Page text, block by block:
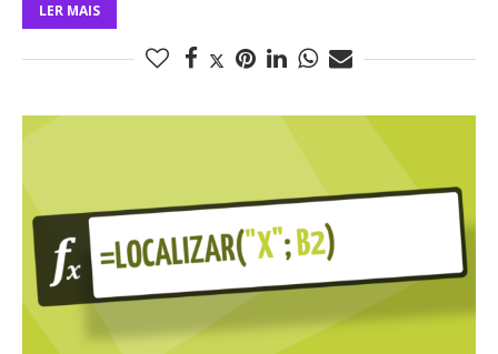
LER MAIS